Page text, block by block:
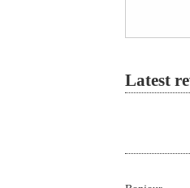
Latest